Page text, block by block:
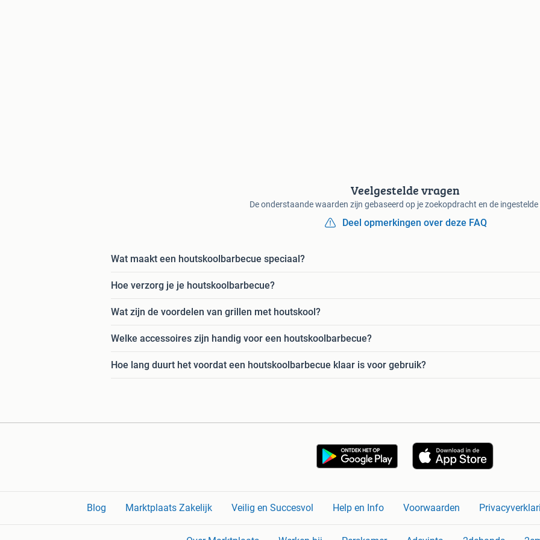
Veelgestelde vragen
De onderstaande waarden zijn gebaseerd op je zoekopdracht en de
Deel opmerkingen over deze FAQ
Wat maakt een houtskoolbarbecue speciaal?
Hoe verzorg je je houtskoolbarbecue?
Wat zijn de voordelen van grillen met houtskool?
Welke accessoires zijn handig voor een houtskoolbarbecue?
Hoe lang duurt het voordat een houtskoolbarbecue klaar is voor gebruik?
Blog Marktplaats Zakelijk Veilig en Succesvol Help en Info Voorwaarden